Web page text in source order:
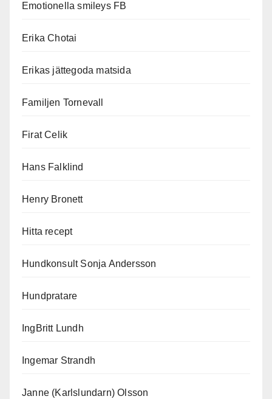
Emotionella smileys FB
Erika Chotai
Erikas jättegoda matsida
Familjen Tornevall
Firat Celik
Hans Falklind
Henry Bronett
Hitta recept
Hundkonsult Sonja Andersson
Hundpratare
IngBritt Lundh
Ingemar Strandh
Janne (Karlslundarn) Olsson